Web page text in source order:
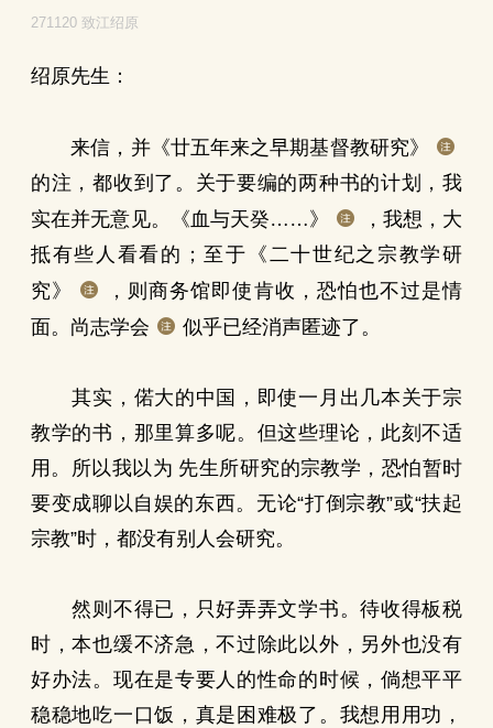
271120 致江绍原
绍原先生：
来信，并《廿五年来之早期基督教研究》
的注，都收到了。关于要编的两种书的计划，我
实在并无意见。《血与天癸……》
，我想，大
抵有些人看看的；至于《二十世纪之宗教学研
究》
，则商务馆即使肯收，恐怕也不过是情
面。尚志学会
似乎已经消声匿迹了。
其实，偌大的中国，即使一月出几本关于宗
教学的书，那里算多呢。但这些理论，此刻不适
用。所以我以为 先生所研究的宗教学，恐怕暂时
要变成聊以自娱的东西。无论“打倒宗教”或“扶起
宗教”时，都没有别人会研究。
然则不得已，只好弄弄文学书。待收得板税
时，本也缓不济急，不过除此以外，另外也没有
好办法。现在是专要人的性命的时候，倘想平平
稳稳地吃一口饭，真是困难极了。我想用用功，